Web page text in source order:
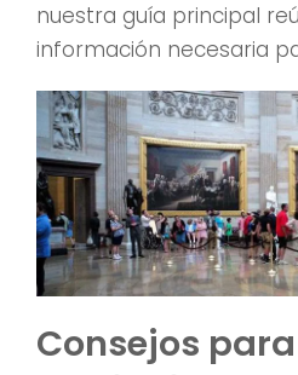
nuestra guía principal
información necesaria
Consejos